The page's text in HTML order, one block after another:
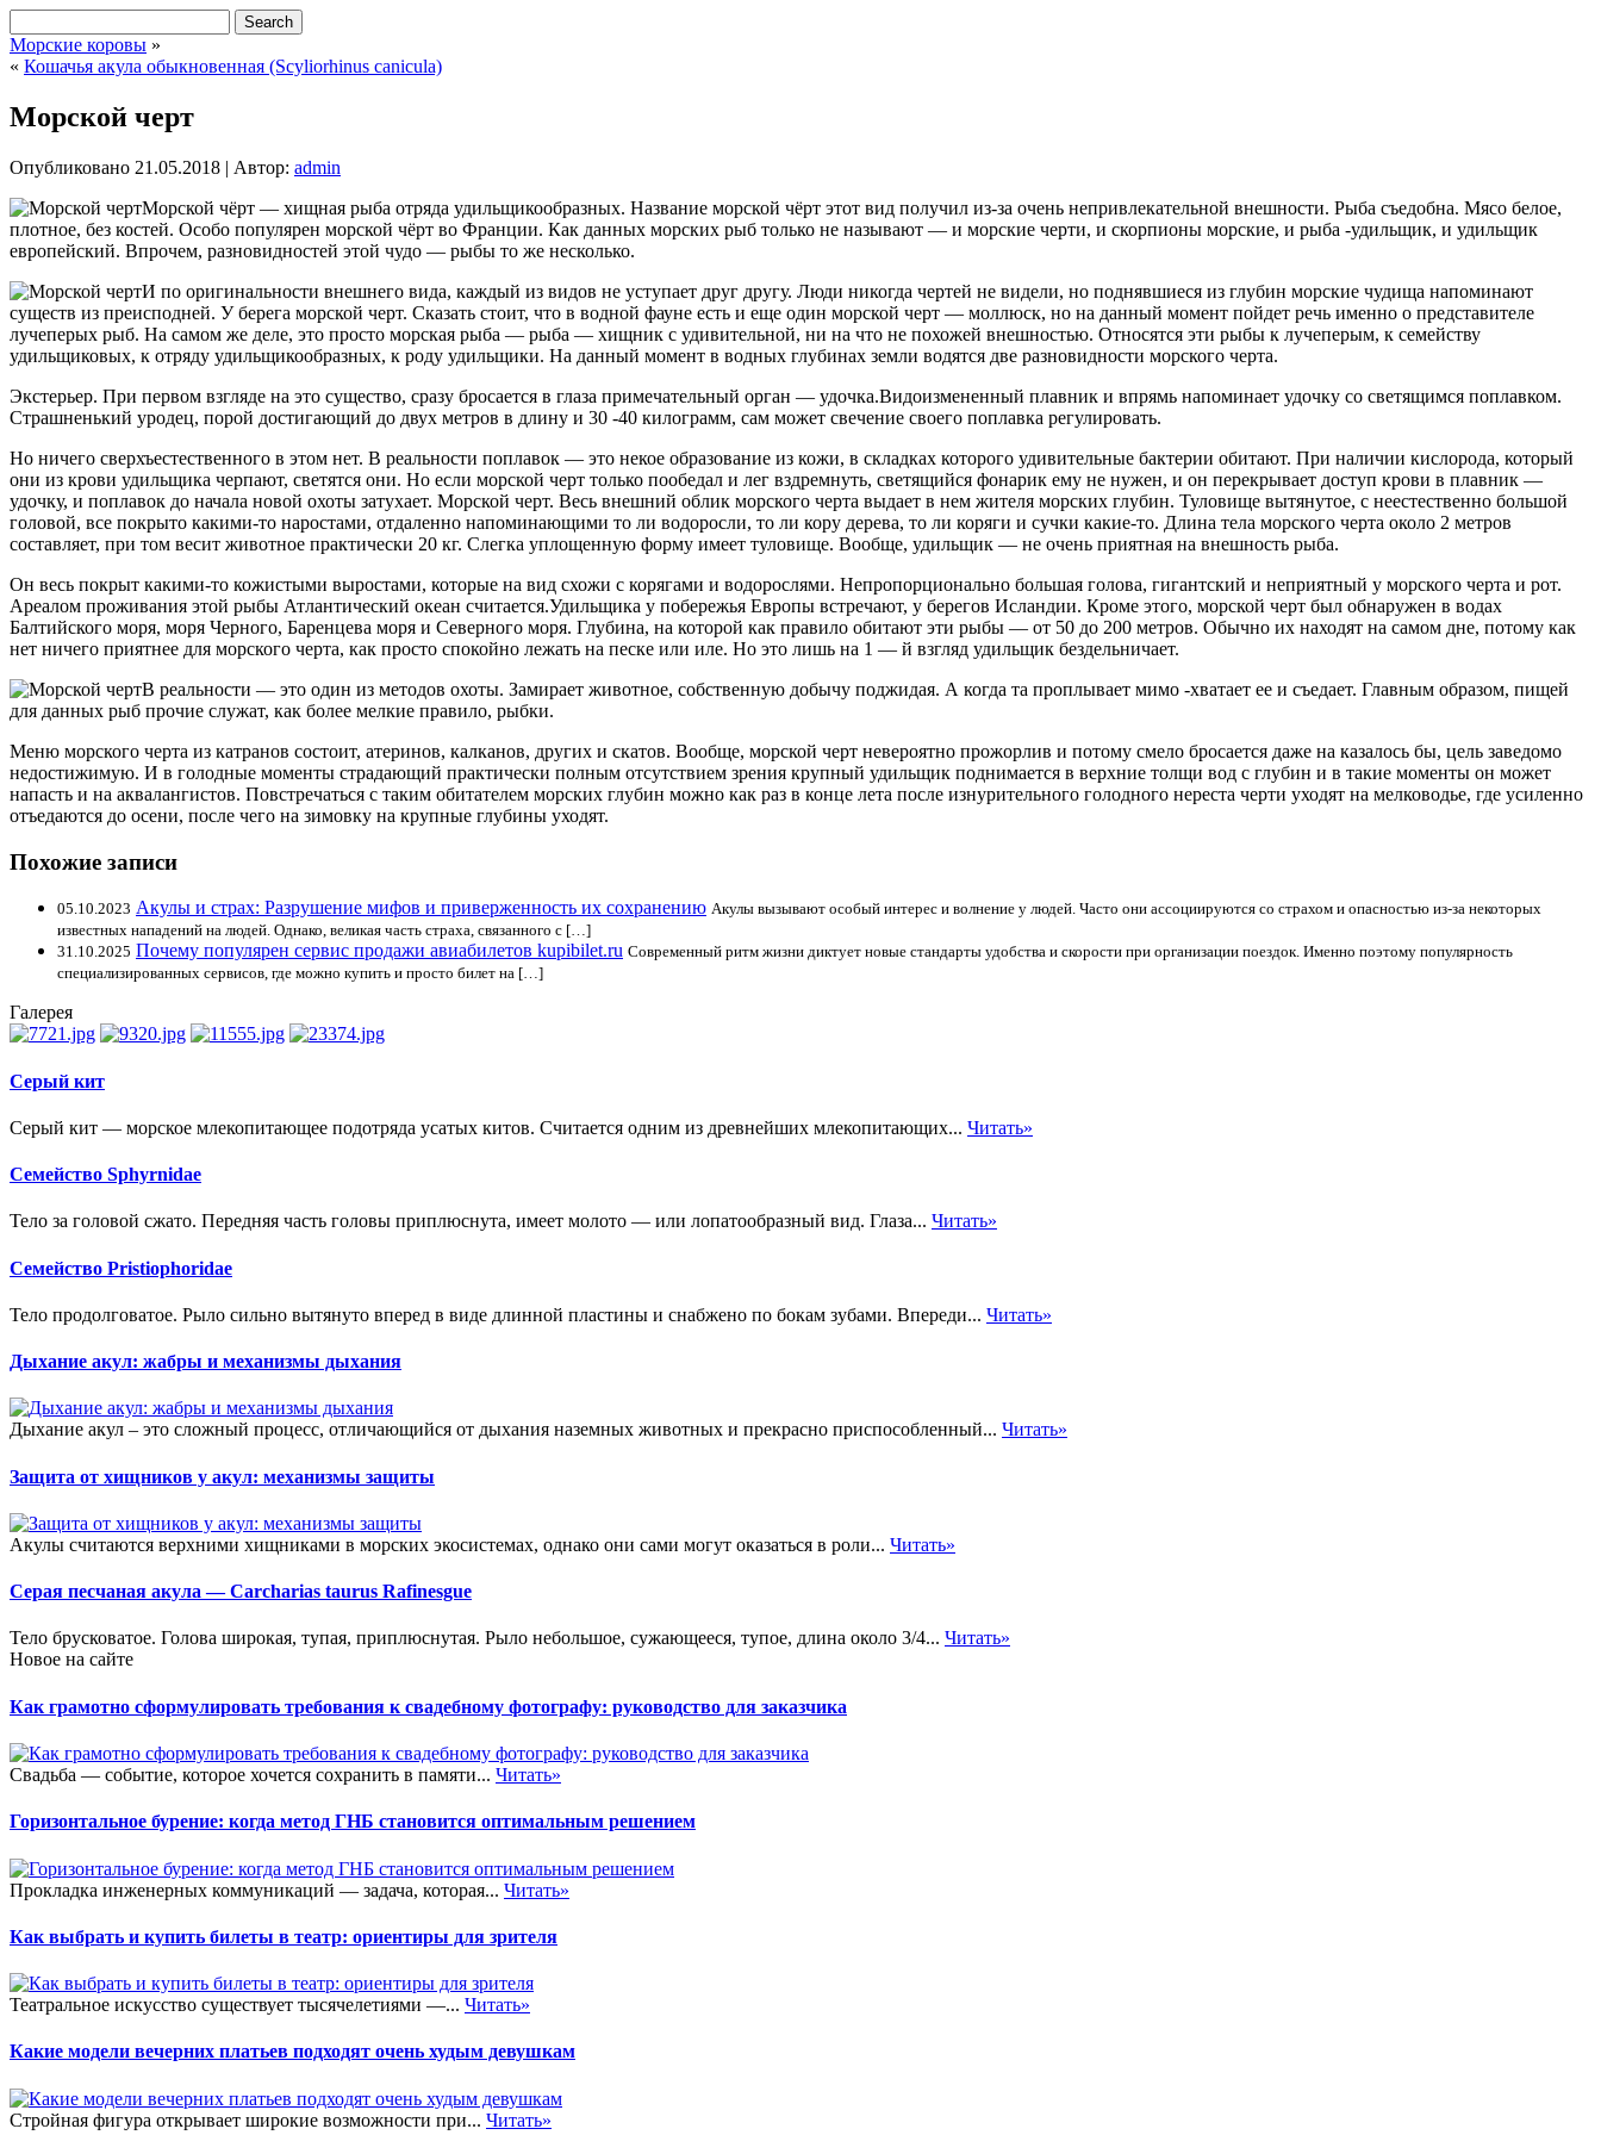
Морские коровы »
« Кошачья акула обыкновенная (Scyliorhinus canicula)
Морской черт
Опубликовано 21.05.2018 | Автор: admin
Морской чёрт — хищная рыба отряда удильщикообразных. Название морской чёрт этот вид получил из-за очень непривлекательной внешности. Рыба съедобна. Мясо белое,
плотное, без костей. Особо популярен морской чёрт во Франции. Как данных морских рыб только не называют — и морские черти, и скорпионы морские, и рыба -удильщик, и удильщик
европейский. Впрочем, разновидностей этой чудо — рыбы то же несколько.
И по оригинальности внешнего вида, каждый из видов не уступает друг другу. Люди никогда чертей не видели, но поднявшиеся из глубин морские чудища напоминают
существ из преисподней. У берега морской черт. Сказать стоит, что в водной фауне есть и еще один морской черт — моллюск, но на данный момент пойдет речь именно о представителе
лучеперых рыб. На самом же деле, это просто морская рыба — рыба — хищник с удивительной, ни на что не похожей внешностью. Относятся эти рыбы к лучеперым, к семейству
удильщиковых, к отряду удильщикообразных, к роду удильщики. На данный момент в водных глубинах земли водятся две разновидности морского черта.
Экстерьер. При первом взгляде на это существо, сразу бросается в глаза примечательный орган — удочка.Видоизмененный плавник и впрямь напоминает удочку со светящимся поплавком.
Страшненький уродец, порой достигающий до двух метров в длину и 30 -40 килограмм, сам может свечение своего поплавка регулировать.
Но ничего сверхъестественного в этом нет. В реальности поплавок — это некое образование из кожи, в складках которого удивительные бактерии обитают. При наличии кислорода, который
они из крови удильщика черпают, светятся они. Но если морской черт только пообедал и лег вздремнуть, светящийся фонарик ему не нужен, и он перекрывает доступ крови в плавник —
удочку, и поплавок до начала новой охоты затухает. Морской черт. Весь внешний облик морского черта выдает в нем жителя морских глубин. Туловище вытянутое, с неестественно большой
головой, все покрыто какими-то наростами, отдаленно напоминающими то ли водоросли, то ли кору дерева, то ли коряги и сучки какие-то. Длина тела морского черта около 2 метров
составляет, при том весит животное практически 20 кг. Слегка уплощенную форму имеет туловище. Вообще, удильщик — не очень приятная на внешность рыба.
Он весь покрыт какими-то кожистыми выростами, которые на вид схожи с корягами и водорослями. Непропорционально большая голова, гигантский и неприятный у морского черта и рот.
Ареалом проживания этой рыбы Атлантический океан считается.Удильщика у побережья Европы встречают, у берегов Исландии. Кроме этого, морской черт был обнаружен в водах
Балтийского моря, моря Черного, Баренцева моря и Северного моря. Глубина, на которой как правило обитают эти рыбы — от 50 до 200 метров. Обычно их находят на самом дне, потому как
нет ничего приятнее для морского черта, как просто спокойно лежать на песке или иле. Но это лишь на 1 — й взгляд удильщик бездельничает.
В реальности — это один из методов охоты. Замирает животное, собственную добычу поджидая. А когда та проплывает мимо -хватает ее и съедает. Главным образом, пищей
для данных рыб прочие служат, как более мелкие правило, рыбки.
Меню морского черта из катранов состоит, атеринов, калканов, других и скатов. Вообще, морской черт невероятно прожорлив и потому смело бросается даже на казалось бы, цель заведомо
недостижимую. И в голодные моменты страдающий практически полным отсутствием зрения крупный удильщик поднимается в верхние толщи вод с глубин и в такие моменты он может
напасть и на аквалангистов. Повстречаться с таким обитателем морских глубин можно как раз в конце лета после изнурительного голодного нереста черти уходят на мелководье, где усиленно
отъедаются до осени, после чего на зимовку на крупные глубины уходят.
Похожие записи
05.10.2023 Акулы и страх: Разрушение мифов и приверженность их сохранению Акулы вызывают особый интерес и волнение у людей. Часто они ассоциируются со страхом и опасностью из-за некоторых
известных нападений на людей. Однако, великая часть страха, связанного с […]
31.10.2025 Почему популярен сервис продажи авиабилетов kupibilet.ru Современный ритм жизни диктует новые стандарты удобства и скорости при организации поездок. Именно поэтому популярность
специализированных сервисов, где можно купить и просто билет на […]
Галерея
Серый кит
Серый кит — морское млекопитающее подотряда усатых китов. Считается одним из древнейших млекопитающих... Читать»
Семейство Sphyrnidae
Тело за головой сжато. Передняя часть головы приплюснута, имеет молото — или лопатообразный вид. Глаза... Читать»
Семейство Pristiophoridae
Тело продолговатое. Рыло сильно вытянуто вперед в виде длинной пластины и снабжено по бокам зубами. Впереди... Читать»
Дыхание акул: жабры и механизмы дыхания
Дыхание акул – это сложный процесс, отличающийся от дыхания наземных животных и прекрасно приспособленный... Читать»
Защита от хищников у акул: механизмы защиты
Акулы считаются верхними хищниками в морских экосистемах, однако они сами могут оказаться в роли... Читать»
Серая песчаная акула — Carcharias taurus Rafinesgue
Тело брусковатое. Голова широкая, тупая, приплюснутая. Рыло небольшое, сужающееся, тупое, длина около 3/4... Читать»
Новое на сайте
Как грамотно сформулировать требования к свадебному фотографу: руководство для заказчика
Свадьба — событие, которое хочется сохранить в памяти... Читать»
Горизонтальное бурение: когда метод ГНБ становится оптимальным решением
Прокладка инженерных коммуникаций — задача, которая... Читать»
Как выбрать и купить билеты в театр: ориентиры для зрителя
Театральное искусство существует тысячелетиями —... Читать»
Какие модели вечерних платьев подходят очень худым девушкам
Стройная фигура открывает широкие возможности при... Читать»